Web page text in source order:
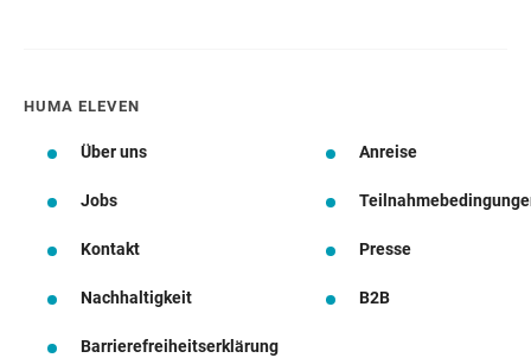
HUMA ELEVEN
Über uns Anreise
Jobs
Kontakt Presse
Nachhaltigkeit B2B
Barrierefreiheitserklärung